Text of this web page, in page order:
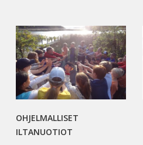
OHJELMALLISET
ILTANUOTIOT